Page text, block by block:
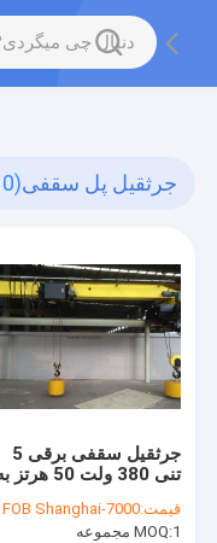
{cookie_flags:
جرثقیل پل سقفی(10)
جرثقیل سقفی برقی 5
تنی 380 ولت 50
قیمت:7000-8000US$/set FOB Shanghai
MOQ:1 مجموعه